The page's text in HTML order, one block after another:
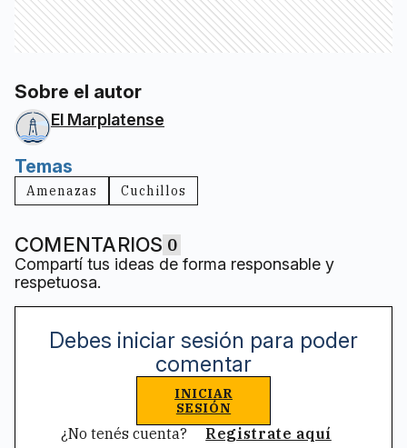
Sobre el autor
El Marplatense
Temas
Amenazas Cuchillos
COMENTARIOS 0
Compartí tus ideas de forma responsable y
respetuosa.
Debes iniciar sesión para poder
comentar
INICIAR
SESIÓN
¿No tenés cuenta? Registrate aquí